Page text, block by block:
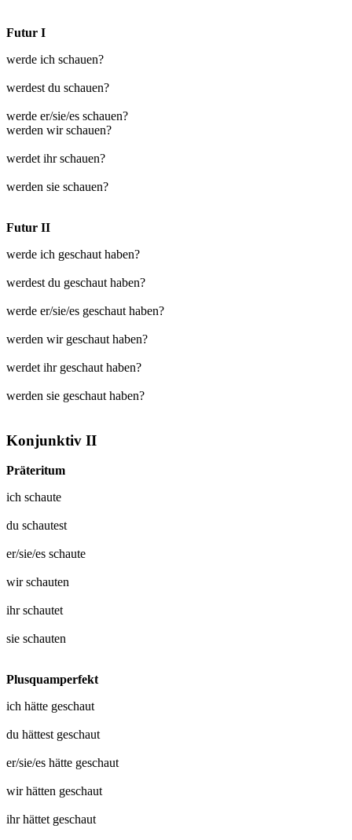
Futur I
werde ich schauen?
werdest du schauen?
werde er/sie/es schauen?
werden wir schauen?
werdet ihr schauen?
werden sie schauen?
Futur II
werde ich geschaut haben?
werdest du geschaut haben?
werde er/sie/es geschaut haben?
werden wir geschaut haben?
werdet ihr geschaut haben?
werden sie geschaut haben?
Konjunktiv II
Präteritum
ich schaute
du schautest
er/sie/es schaute
wirschauten
ihrschautet
sie schauten
Plusquamperfekt
ich hätte geschaut
du hättest geschaut
er/sie/es hätte geschaut
wir hätten geschaut
ihr hättet geschaut